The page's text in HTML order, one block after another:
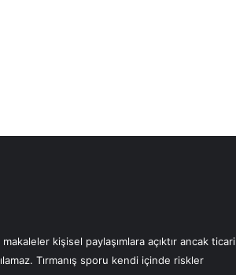
kişisel paylaşımlara açıktır ancak ticari
Tırmanış sporu kendi içinde riskler